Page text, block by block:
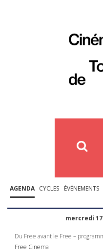
AGENDA CYCLES ÉVÉNEMENTS
mercredi
Du Free avant le Free –
Free Cinema